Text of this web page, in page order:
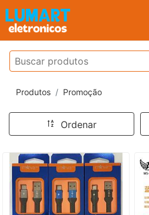
Produtos Promoção
Ordenar